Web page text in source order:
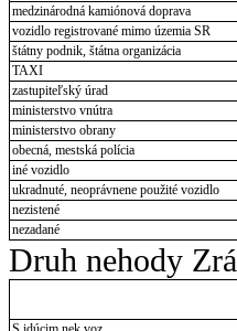
medzinárodná kamiónová doprava
vozidlo registrované mimo územia SR
štátny podnik, štátna organizácia
TAXI
zastupiteľský úrad
ministerstvo vnútra
ministerstvo obrany
obecná, mestská polícia
iné vozidlo
ukradnuté, neoprávnene použité vozidlo
nezistené
nezadané
Druh nehody